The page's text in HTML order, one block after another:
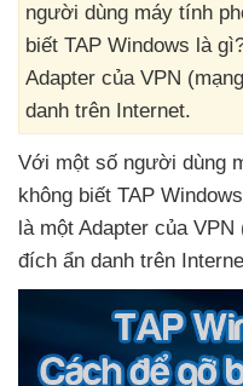
người dùng máy tính
biết TAP Windows là
Adapter của VPN
danh trên Internet.
Với một số người dùng
không biết TAP
là một Adapter của VPN
đích ẩn danh trên